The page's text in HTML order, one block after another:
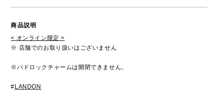
商品説明
< オンライン限定 >
※ 店舗でのお取り扱いはございません
※パドロックチャームは開閉できません。
# LANDON